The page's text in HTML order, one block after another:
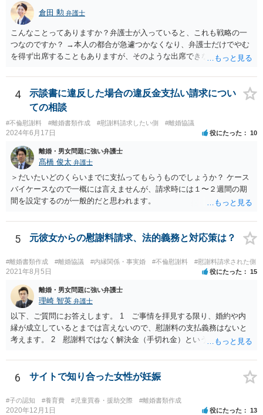
ます。 例えば、被告の給料を差し押さえる場合には、裁判所から被告
の就業先に文書が送付されますので、訴訟が起こったことを事後的に
就業先が覚知することになります。 警察への被害届の提出というの
は、必須ではありません。 ただ、当然ながら強制わいせつを行ったこ
との証拠がなければ、民事訴訟で勝訴することはできません。
倉田 勲 弁護士
こんなことってありますか？弁護士が入っていると、これも戦略の一
つなのですか？ →本人の都合が急遽つかなくなり、弁護士だけでやむ
を得ず出席することもありますが、そのような出席できない理由がな
えて弁護士だけで出席する戦略は聞いたことはありません。
4
示談書に違反した場合の違反金支払い請求につい
ての相談
#不倫慰謝料 #離婚書類作成 #慰謝料請求したい側 #離婚協議
2024年6月17日 役にたった 10
離婚・男女問題に強い弁護士
髙橋 俊太 弁護士
＞だいたいどのくらいまでに支払ってもらうものでしょうか？ ケース
バイケースなので一概には言えませんが、請求時には１〜２週間の期
間を設定するのが一般的だと思われます。
5 元彼女からの慰謝料請求、法的義務と対応策は？
#離婚書類作成 #離婚協議 #内縁関係・事実婚 #不倫慰謝料 #慰謝料請求された側
2021年8月5日 役にたった 15
離婚・男女問題に強い弁護士
理崎 智英 弁護士
以下、ご質問にお答えします。 1 ご事情を拝見する限り、婚約や内
縁が成立しているとまでは言えないので、慰謝料の支払義務はないと
考えます。 2 慰謝料ではなく解決金（手切れ金）という名目で数十
うに合意書を取り交わす必要はあると思います。 4 合意書を取り交
わし、その中で精算条項（一切の債権債務のないことを確認する）を
6 サイトで知り合った女性が妊娠
#子の認知 #養育費 #児童買春・援助交際 #離婚書類作成
2020年12月1日 役にたった 13